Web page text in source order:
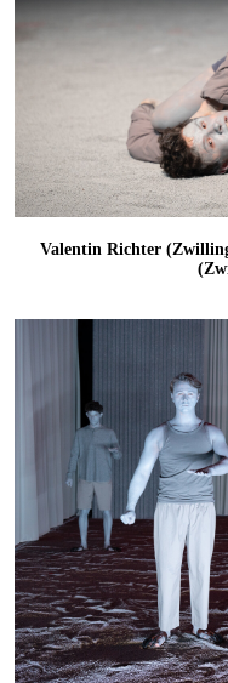
Valentin Richter